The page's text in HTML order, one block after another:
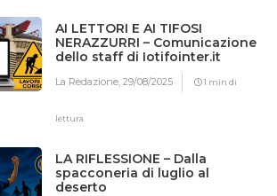
AI LETTORI E AI TIFOSI
NERAZZURRI – Comunicazione
dello staff di Iotifointer.it
La Redazione,29/08/2025 1 min di
lettura
LA RIFLESSIONE – Dalla
spacconeria di luglio al
deserto